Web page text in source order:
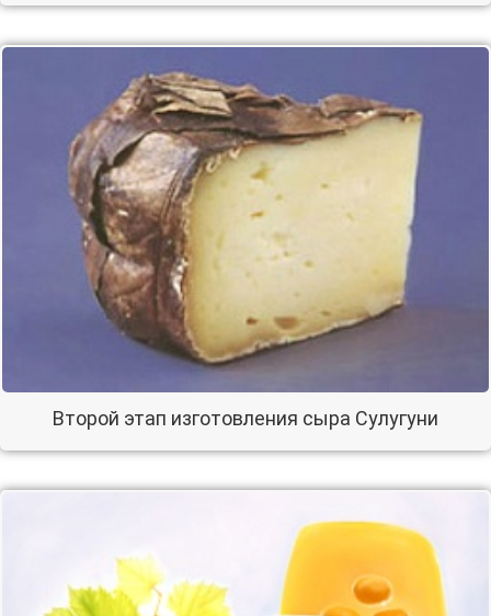
Второй этап изготовления сыра Сулугуни